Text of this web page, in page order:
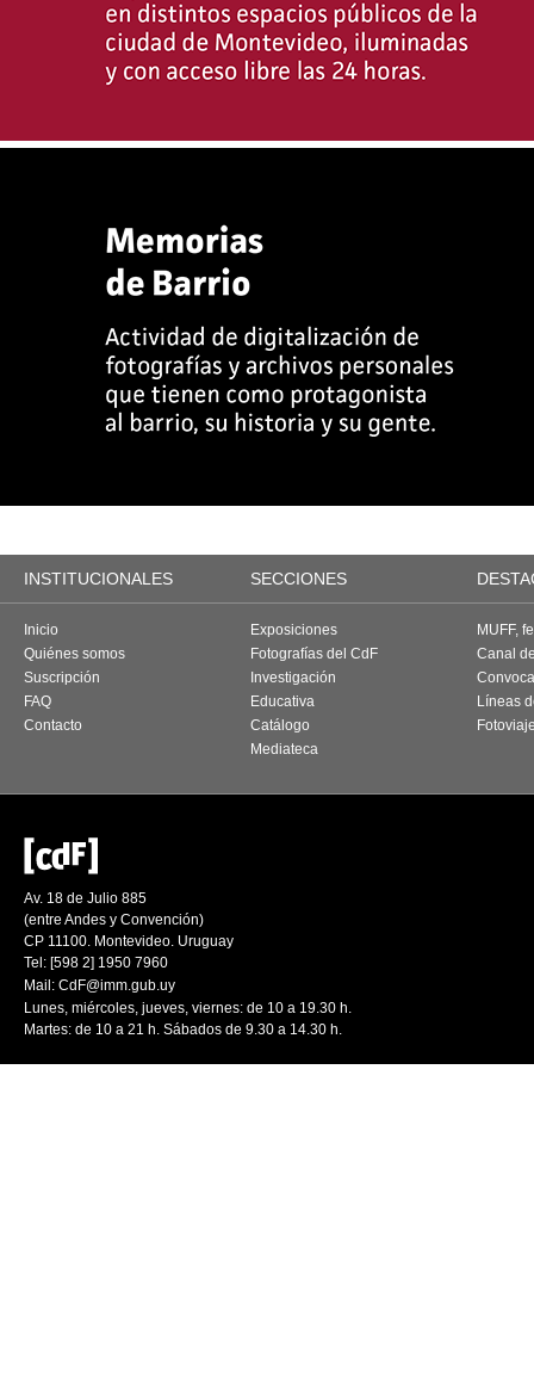
INSTITUCIONALES SECCIONES
Inicio
Quiénes somos
Suscripción
FAQ
Contacto
Exposiciones
Fotografías del CdF
Investigación
Educativa
Catálogo
Mediateca
MUFF,
Canal
Líneas
Av. 18 de Julio 885
(entre Andes y Convención)
CP 11100. Montevideo. Uruguay
Tel: [598 2] 1950 7960
Mail: CdF@imm.gub.uy
Lunes, miércoles, jueves, viernes: de 10 a 19.30 h.
Martes: de 10 a 21 h. Sábados de 9.30 a 14.30 h.